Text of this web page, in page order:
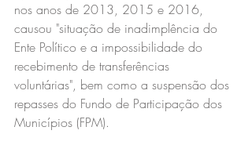
nos anos de 2013, 2015 e 2016,
causou "situação de inadimplência do
Ente Político e a impossibilidade do
recebimento de transferências
voluntárias", bem como a suspensão dos
repasses do Fundo de Participação dos
Municípios (FPM).